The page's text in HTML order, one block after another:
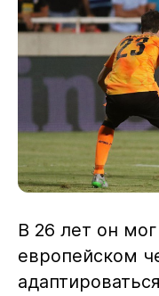
В 26 лет он
европейском